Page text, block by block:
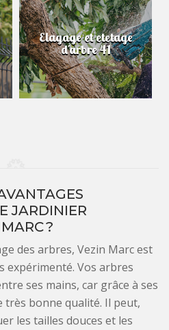
Elagage et etetage
d'arbre 41
JARDINIER
?
des arbres, Vezin Marc est
expérimenté. Vos arbres
ses mains, car grâce à ses
bonne qualité. Il peut,
les tailles douces et les